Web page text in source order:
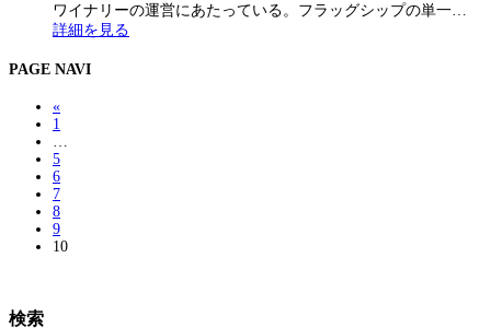
ワイナリーの運営にあたっている。フラッグシップの単一…
詳細を見る
PAGE NAVI
«
1
…
5
6
7
8
9
10
検索